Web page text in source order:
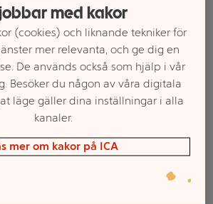
Välj butik och handla
kan variera mellan butikerna
med kakor
(cookies) och liknande tekniker för
mer relevanta, och ge dig en
De används också som hjälp i vår
Besöker du någon av våra digitala
läge gäller dina inställningar i alla
kanaler.
mer om kakor på ICA